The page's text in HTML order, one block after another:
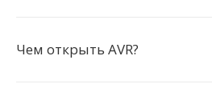
Чем открыть AVR?